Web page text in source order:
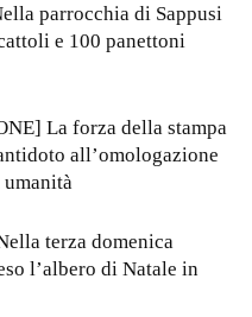
parrocchia di Sappusi
e 100 panettoni
La forza della stampa
all’omologazione
umanità
terza domenica
l’albero di Natale in